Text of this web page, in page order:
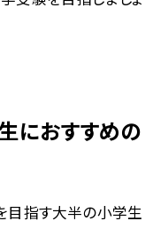
におすすめの
目指す大半の小学生